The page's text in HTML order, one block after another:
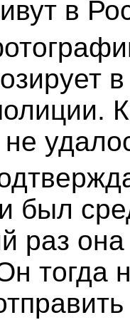
в
был
раз
тогда